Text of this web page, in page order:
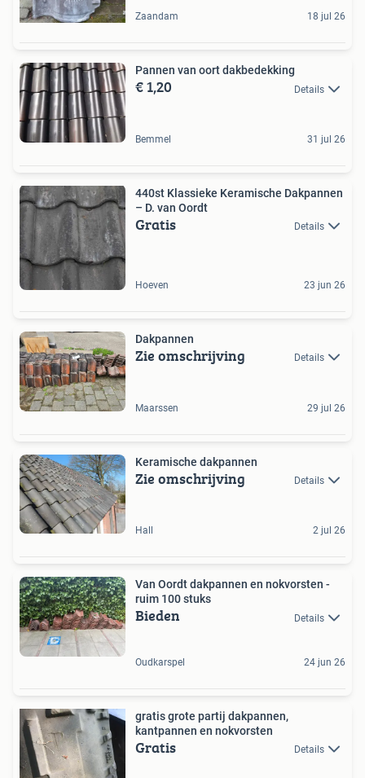
Zaandam 18 jul 26
Pannen van oort dakbedekking
€ 1,20 Details
Bemmel 31 jul 26
440st Klassieke Keramische Dakpannen
– D. van Oordt
Gratis Details
Hoeven 23 jun 26
Dakpannen
Zie omschrijving Details
Maarssen 29 jul 26
Keramische dakpannen
Zie omschrijving Details
Hall 2 jul 26
Van Oordt dakpannen en nokvorsten -
ruim 100 stuks
Bieden Details
Oudkarspel 24 jun 26
gratis grote partij dakpannen,
kantpannen en nokvorsten
Gratis Details